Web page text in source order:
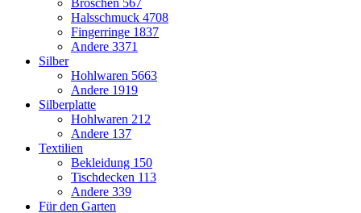
Halsschmuck 4708
Fingerringe 1837
Andere 3371
Silber
Hohlwaren 5663
Andere 1919
Silberplatte
Hohlwaren 212
Andere 137
Textilien
Bekleidung 150
Tischdecken 113
Andere 339
Für den Garten